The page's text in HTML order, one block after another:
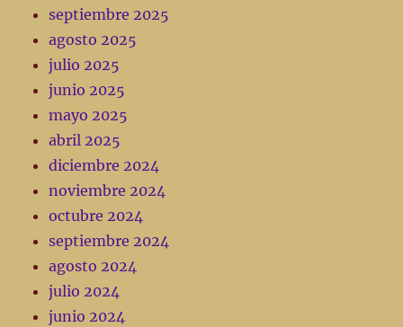
septiembre 2025
agosto 2025
julio 2025
junio 2025
mayo 2025
abril 2025
diciembre 2024
noviembre 2024
octubre 2024
septiembre 2024
agosto 2024
julio 2024
junio 2024